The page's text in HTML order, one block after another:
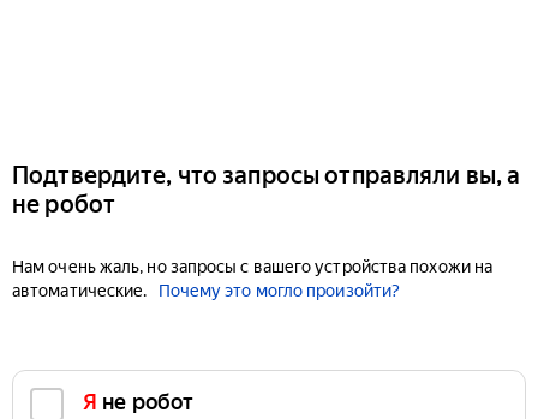
Подтвердите, что запросы отправляли вы, а
не робот
Нам очень жаль, но запросы с вашего устройства похожи на
автоматические.
Почему это могло произойти?
Я не робот